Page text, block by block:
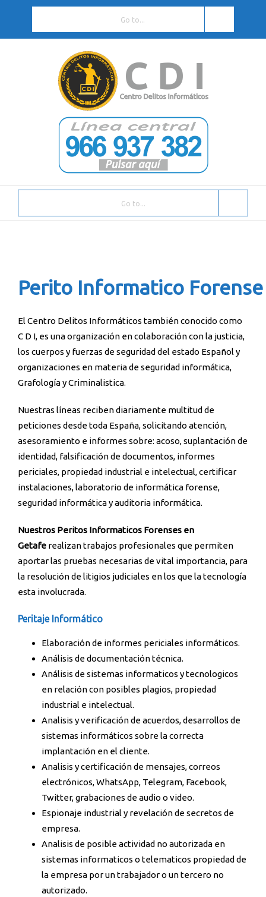
Go to...
Go to...
Perito Informatico
El Centro Delitos Informáticos también conocido como
C D I, es una organización en colaboración con la justicia,
los cuerpos y fuerzas de seguridad del estado Español y
organizaciones en materia de seguridad informática,
Grafología y Criminalistica.
Nuestras líneas reciben diariamente multitud de
peticiones desde toda España, solicitando atención,
asesoramiento e informes sobre: acoso, suplantación de
identidad, falsificación de documentos, informes
periciales, propiedad industrial e intelectual, certificar
instalaciones, laboratorio de informática forense,
seguridad informática y auditoria informática.
Nuestros Peritos Informaticos Forenses en
Getafe realizan trabajos profesionales que permiten
aportar las pruebas necesarias de vital importancia, para
la resolución de litigios judiciales en los que la tecnología
esta involucrada.
Peritaje Informático
Elaboración de informes periciales informáticos.
Análisis de documentación técnica.
Análisis de sistemas informaticos y tecnologicos
en relación con posibles plagios, propiedad
industrial e intelectual.
Analisis y verificación de acuerdos, desarrollos de
sistemas informáticos sobre la correcta
implantación en el cliente.
Analisis y certificación de mensajes, correos
electrónicos, WhatsApp, Telegram, Facebook,
Twitter, grabaciones de audio o video.
Espionaje industrial y revelación de secretos de
empresa.
Analisis de posible actividad no autorizada en
sistemas informaticos o telematicos propiedad de
la empresa por un trabajador o un tercero no
autorizado.